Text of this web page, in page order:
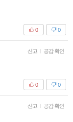
0
0
신고 | 공감 확인
0
0
신고 | 공감 확인